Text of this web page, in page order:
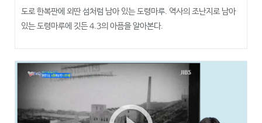
도로 한복판에 외딴 섬처럼 남아 있는 도령마루. 역사의 조난지로 남아
있는 도령마루에 깃든 4.3의 아픔을 알아본다.